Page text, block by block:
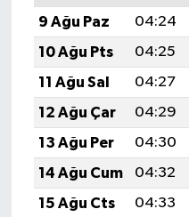
9 Ağu Paz
04:24
10 Ağu Pts
04:25
11 Ağu Sal
04:27
12 Ağu Çar
04:29
13 Ağu Per
04:30
14 Ağu Cum
04:32
15 Ağu Cts
04:33